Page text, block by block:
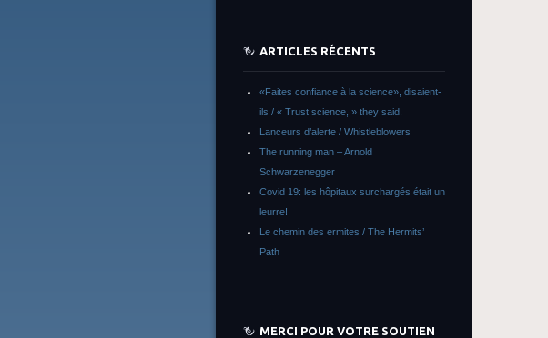
ARTICLES RÉCENTS
«Faites confiance à la science», disaient-
ils / « Trust science, » they said.
Lanceurs d’alerte / Whistleblowers
The running man – Arnold
Schwarzenegger
Covid 19: les hôpitaux surchargés était un
leurre!
Le chemin des ermites / The Hermits’
Path
MERCI POUR VOTRE SOUTIEN